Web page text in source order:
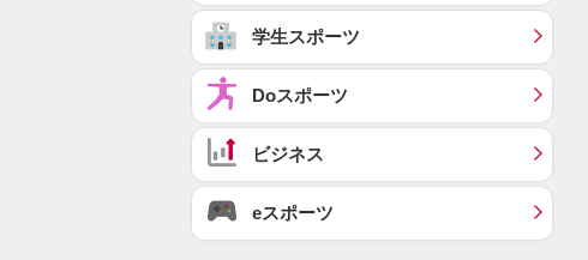
学生スポーツ
Doスポーツ
ビジネス
eスポーツ